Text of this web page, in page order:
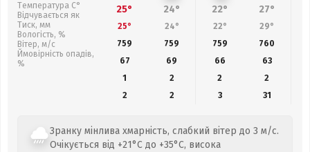
Температура С°
Відчувається як
Тиск, мм
Вологість, %
Вітер, м/с
Ймовірність опадів,
%
25° 24° 22° 27°
25° 24° 22° 29°
759
759 759 760
67
69 66 63
1
2 2
2
2
2 3 31
Зранку мінлива хмарність, слабкий вітер до 3 м/с.
Очікується від +21°C до +35°C, висока